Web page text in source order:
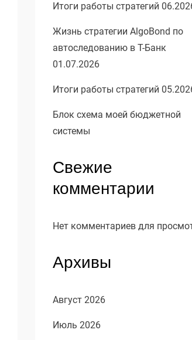
Итоги работы стратегий
Жизнь стратегии AlgoBond по
автоследованию в Т-Банк
01.07.2026
Итоги работы стратегий
Блок схема моей бюджетной
системы
Свежие
комментарии
Нет комментариев для
Архивы
Август 2026
Июль 2026